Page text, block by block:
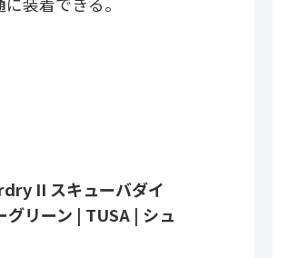
II スキューバダイ
リーン | TUSA | シュ